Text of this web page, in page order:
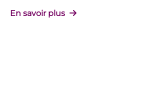
En savoir plus